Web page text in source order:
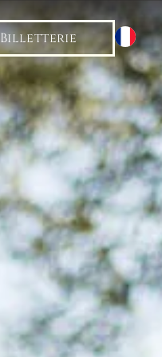
Billetterie